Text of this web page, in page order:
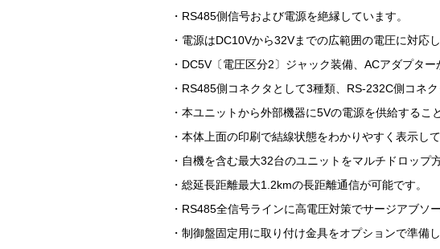
・RS485側信号および電源を絶縁しています。
・電源はDC10Vから32Vまでの広範囲の電圧に対応
・DC5V〔電圧区分2〕ジャック装備、ACアダプタ
・RS485側コネクタとして3種類、RS-232C側コネ
・本ユニットから外部機器に5Vの電源を供給するこ
・本体上面の印刷で結線状態をわかりやすく表示して
・自機を含む最大32台のユニットをマルチドロップ
・総延長距離最大1.2kmの長距離通信が可能です。
・RS485全信号ラインに高電圧対策でサージアブ
・制御盤固定用に取り付け金具をオプションで準備し